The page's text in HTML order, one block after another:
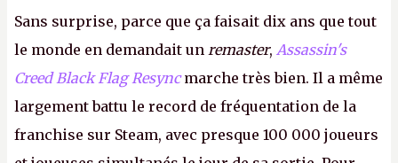
Sans surprise, parce que ça faisait dix ans que tout
le monde en demandait un remaster, Assassin's
Creed Black Flag Resyncmarche très bien. Il a même
largement battu le record de fréquentation de la
franchise sur Steam, avec presque 100 000 joueurs